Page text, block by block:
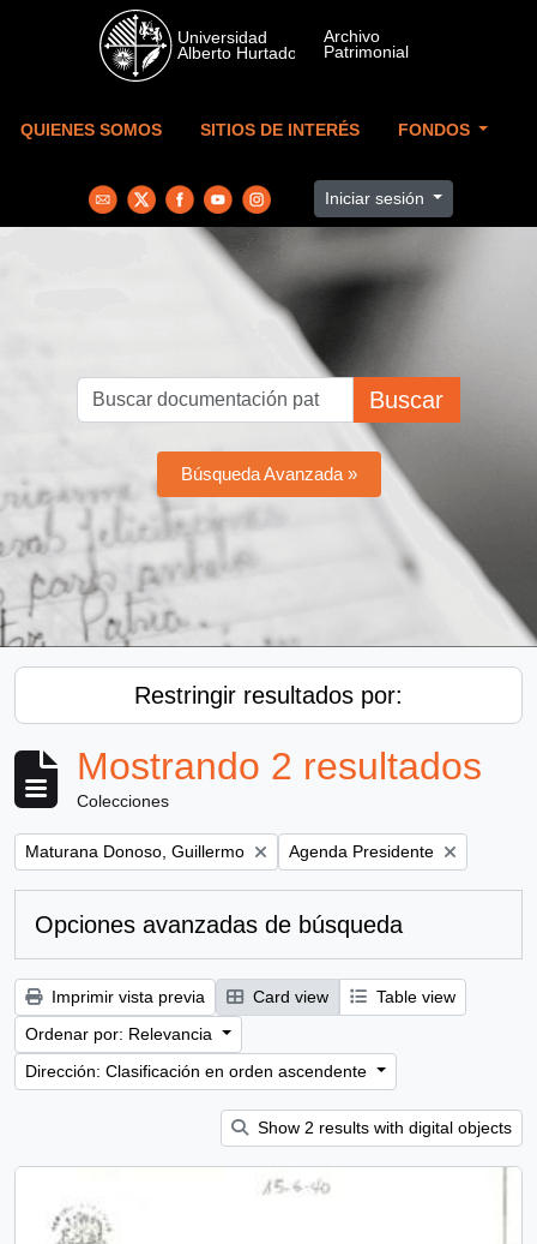
Skip to main content
QUIENES SOMOS SITIOS DE INTERÉS FONDOS
Iniciar sesión
Buscar
Búsqueda Avanzada »
Restringir resultados por:
Mostrando 2 resultados
Colecciones
Remove filter:
Maturana Donoso, Guillermo Remove filter:
Agenda Presidente
Opciones avanzadas de búsqueda
Imprimir vista previa Card view
Table view
Ordenar por: Relevancia
Dirección: Clasificación en orden ascendente
Show 2 results with digital objects